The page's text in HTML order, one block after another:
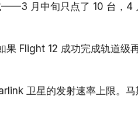
月中旬只点了 10 台，
果 Flight 12 成功完成轨道级
卫星的发射速率上限。